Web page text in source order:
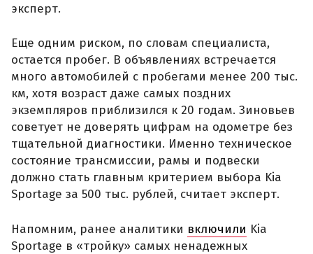
эксперт.
Еще одним риском, по словам специалиста,
остается пробег. В объявлениях встречается
много автомобилей с пробегами менее 200 тыс.
км, хотя возраст даже самых поздних
экземпляров приблизился к 20 годам. Зиновьев
советует не доверять цифрам на одометре без
тщательной диагностики. Именно техническое
состояние трансмиссии, рамы и подвески
должно стать главным критерием выбора Kia
Sportage за 500 тыс. рублей, считает эксперт.
Напомним, ранее аналитики включили Kia
Sportage в «тройку» самых ненадежных